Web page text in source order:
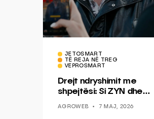
JETOSMART
TË REJA NË TREG
VEPROSMART
Drejt ndryshimit me
shpejtësi: Si ZYN dhe
epokë të re pa tym
AGROWEB 7 MAJ, 2026